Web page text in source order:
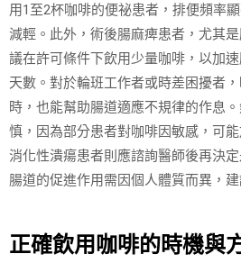
用1至2杯咖啡的便祕患者，排便頻率
減輕。此外，術後腸麻痺患者，尤其
議在許可條件下飲用少量咖啡，以加
天數。對於輪班工作者或時差困擾者
時，也能幫助腸道適應不規律的作息
慎，因為部分患者對咖啡因敏感，可
消化性潰瘍患者則應諮詢醫師後再決
腸道的促進作用需因個人體質而異，
正確飲用咖啡的時機與